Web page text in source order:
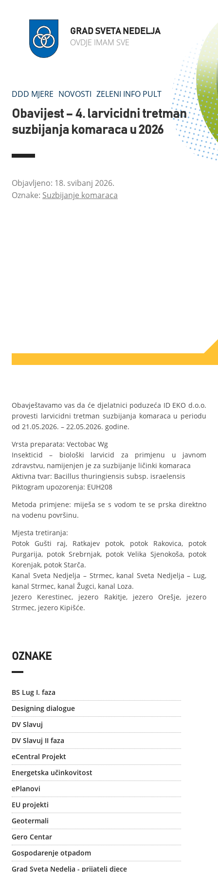
GRAD SVETA NEDELJA
OVDJE IMAM SVE
DDD MJERE NOVOSTI ZELENI INFO PULT
Obavijest – 4. larvicidni tretman
suzbijanja komaraca u 2026
Objavljeno: 18. svibanj 2026.
Oznake: Suzbijanje komaraca
Obavještavamo vas da će djelatnici poduzeća ID EKO d.o.o.
provesti larvicidni tretman suzbijanja komaraca u periodu
od 21.05.2026. – 22.05.2026. godine.
Vrsta preparata: Vectobac Wg
Insekticid – biološki larvicid za primjenu u javnom
zdravstvu, namijenjen je za suzbijanje ličinki komaraca
Aktivna tvar: Bacillus thuringiensis subsp. israelensis
Piktogram upozorenja: EUH208
Metoda primjene: miješa se s vodom te se prska direktno
na vodenu površinu.
Mjesta tretiranja:
Potok Gušti raj, Ratkajev potok, potok Rakovica, potok
Purgarija, potok Srebrnjak, potok Velika Sjenokoša, potok
Korenjak, potok Starča.
Kanal Sveta Nedjelja – Strmec, kanal Sveta Nedjelja – Lug,
kanal Strmec, kanal Žugci, kanal Loza.
Jezero Kerestinec, jezero Rakitje, jezero Orešje, jezero
Strmec, jezero Kipišće.
OZNAKE
BS Lug I. faza
Designing dialogue
DV Slavuj
DV Slavuj II faza
eCentral Projekt
Energetska učinkovitost
ePlanovi
EU projekti
Geotermali
Gero Centar
Gospodarenje otpadom
Grad Sveta Nedelja - prijatelj djece